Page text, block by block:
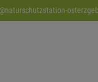
@naturschutzstation-